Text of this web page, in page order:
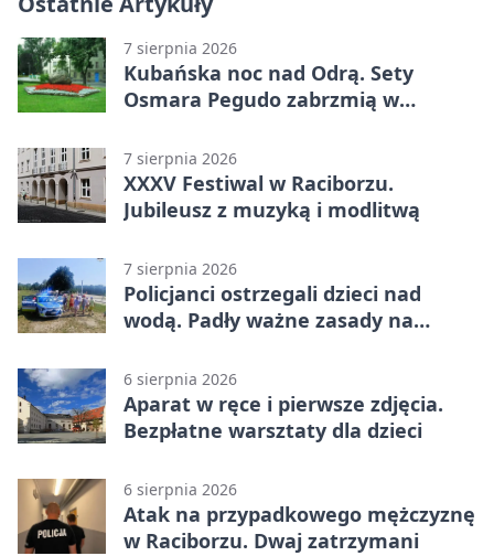
7 sierpnia 2026
Kubańska noc nad Odrą. Sety
Osmara Pegudo zabrzmią w
7 sierpnia 2026
XXXV Festiwal w Raciborzu.
Jubileusz z muzyką i modlitwą
7 sierpnia 2026
Policjanci ostrzegali dzieci nad
wodą. Padły ważne zasady na
6 sierpnia 2026
Aparat w ręce i pierwsze zdjęcia.
Bezpłatne warsztaty dla dzieci
6 sierpnia 2026
Atak na przypadkowego mężczyznę
w Raciborzu. Dwaj zatrzymani